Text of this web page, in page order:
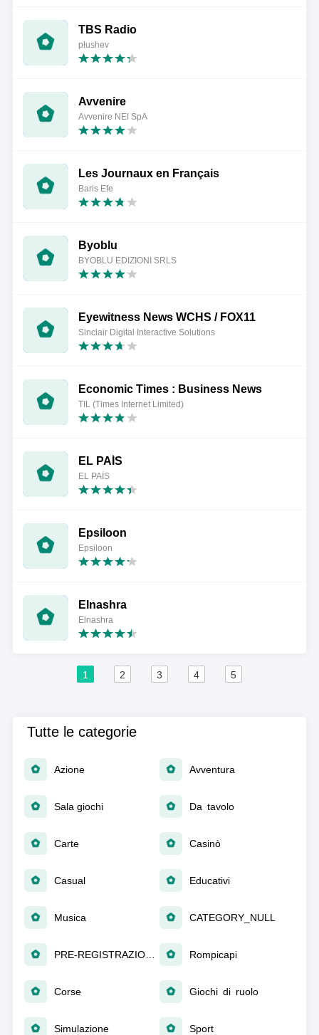
TBS Radio
plushev
Avvenire
Avvenire NEI SpA
Les Journaux en Français
Baris Efe
Byoblu
BYOBLU EDIZIONI SRLS
Eyewitness News WCHS / FOX11
Sinclair Digital Interactive Solutions
Economic Times : Business News
TIL (Times Internet Limited)
EL PAÍS
EL PAÍS
Epsiloon
Epsiloon
Elnashra
Elnashra
1 2 3 4 5
Tutte le categorie
Azione Avventura
Sala giochi Da tavolo
Carte Casinò
Casual Educativi
Musica CATEGORY_NULL
PRE-REGISTRAZIONE Rompicapi
Corse Giochi di ruolo
Simulazione Sport